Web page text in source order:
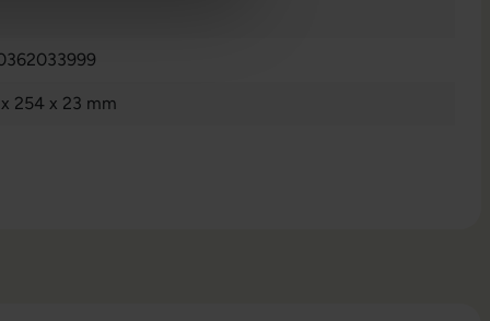
254 x 23 mm